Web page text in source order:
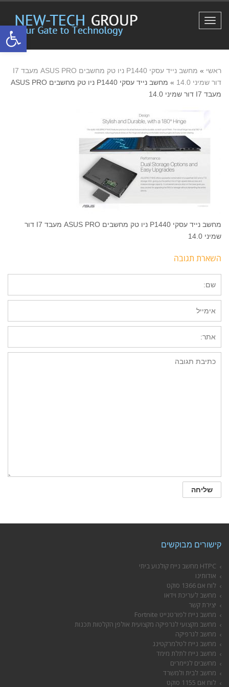
פתח
תפריט
ראשי »
מחשב נייד עסקי P1440 ניו טק מחשבים ASUS PRO מעבד I7
דור שמיני 14.0
»
מחשב נייד עסקי P1440 ניו טק מחשבים ASUS PRO
מעבד I7 דור שמיני 14.0
מחשב נייד עסקי P1440 ניו טק מחשבים ASUS PRO מעבד I7 דור
שמיני 14.0
השארת תגובה
קישורים מבוקשים
HTPC מחשב נייח קולנוע ביתי
אודותינו
לוח אם 1366 סוקט
מחשב לעריכת וידאו
יצירת קשר
מחשב נייח לפורטנייט Fortnite
מחשב מקצועי לגרפיקה מקצועית אולפן הקלטות תכנות
מחשב לגרפיקה
מחשב נייח לטלמרקטינג
מחשב נייח לתלת מימד
מחשבים לגיימרים
מחשב לבית ולמשרד
לוח אם 1155 סוקט